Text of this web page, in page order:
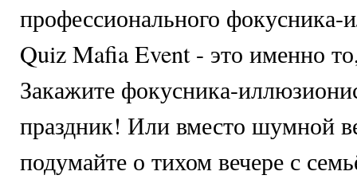
профессионального фокусника-
Quiz Mafia Event - это именно
Закажите фокусника-
праздник! Или вместо шумной
подумайте о тихом вечере с